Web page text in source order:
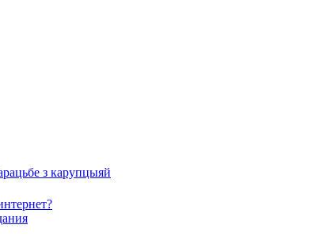
з карупцыяй